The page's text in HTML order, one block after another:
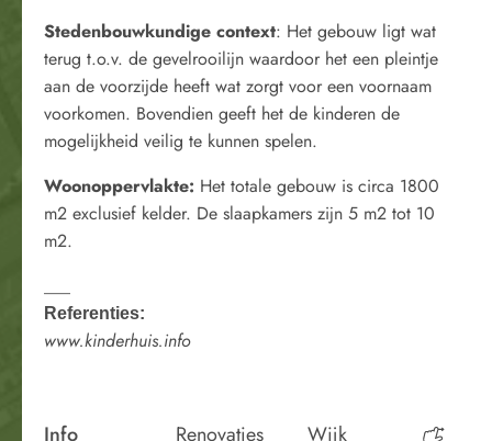
Stedenbouwkundige context: Het gebouw ligt wat
terug t.o.v. de gevelrooilijn waardoor het een pleintje
aan de voorzijde heeft wat zorgt voor een voornaam
voorkomen. Bovendien geeft het de kinderen de
mogelijkheid veilig te kunnen spelen.
Woonoppervlakte: Het totale gebouw is circa 1800
m2 exclusief kelder. De slaapkamers zijn 5 m2 tot 10
m2.
Referenties:
www.kinderhuis.info
Info Renovaties Wijk